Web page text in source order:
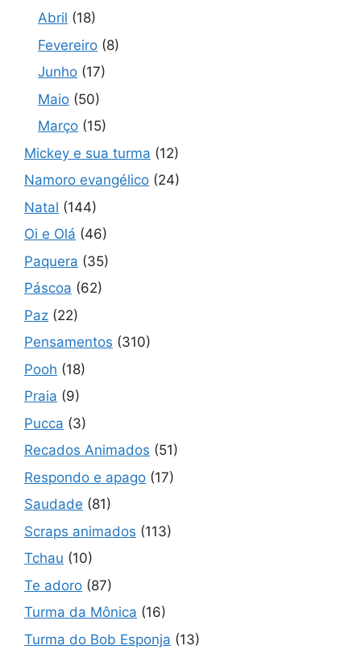
Abril (18)
Fevereiro (8)
Junho (17)
Maio (50)
Março (15)
Mickey e sua turma (12)
Namoro evangélico (24)
Natal (144)
Oi e Olá (46)
Paquera (35)
Páscoa (62)
Paz (22)
Pensamentos (310)
Pooh (18)
Praia (9)
Pucca (3)
Recados Animados (51)
Respondo e apago (17)
Saudade (81)
Scraps animados (113)
Tchau (10)
Te adoro (87)
Turma da Mônica (16)
Turma do Bob Esponja (13)